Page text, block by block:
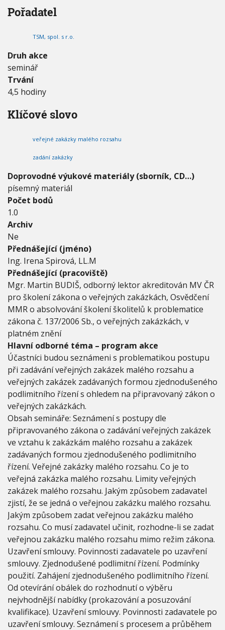
I
G
N
K
Z
K
Y
A
L
Z
S
A
H
U
A
Z
J
E
D
N
O
U
Š
E
N
É
P
O
D
L
M
I
T
N
Í
Ř
Í
Z
E
N
Í
Pořadatel
TSM, spol. s r.o.
Druh akce
seminář
Trvání
4,5 hodiny
Klíčové slovo
veřejné zakázky malého rozsahu
zadání zakázky
Doprovodné výukové materiály (sborník, CD…)
písemný materiál
Počet bodů
1.0
Archiv
Ne
Přednášející (jméno)
Ing. Irena Spirová, LL.M
Přednášející (pracoviště)
Mgr. Martin BUDIŠ, odborný lektor akreditován MV ČR
pro školení zákona o veřejných zakázkách, Osvědčení
MMR o absolvování školení školitelů k problematice
zákona č. 137/2006 Sb., o veřejných zakázkách, v
platném znění
Hlavní odborné téma – program akce
Účastníci budou seznámeni s problematikou postupu
při zadávání veřejných zakázek malého rozsahu a
veřejných zakázek zadávaných formou zjednodušeného
podlimitního řízení s ohledem na připravovaný zákon o
veřejných zakázkách.
Obsah semináře: Seznámení s postupy dle
připravovaného zákona o zadávání veřejných zakázek
ve vztahu k zakázkám malého rozsahu a zakázek
zadávaných formou zjednodušeného podlimitního
řízení. Veřejné zakázky malého rozsahu. Co je to
veřejná zakázka malého rozsahu. Limity veřejných
zakázek malého rozsahu. Jakým způsobem zadavatel
zjistí, že se jedná o veřejnou zakázku malého rozsahu.
Jakým způsobem zadat veřejnou zakázku malého
rozsahu. Co musí zadavatel učinit, rozhodne-li se zadat
veřejnou zakázku malého rozsahu mimo režim zákona.
Uzavření smlouvy. Povinnosti zadavatele po uzavření
smlouvy. Zjednodušené podlimitní řízení. Podmínky
použití. Zahájení zjednodušeného podlimitního řízení.
Od otevírání obálek do rozhodnutí o výběru
nejvhodnější nabídky (prokazování a posuzování
kvalifikace). Uzavření smlouvy. Povinnosti zadavatele po
uzavření smlouvy. Seznámení s procesem a průběhem